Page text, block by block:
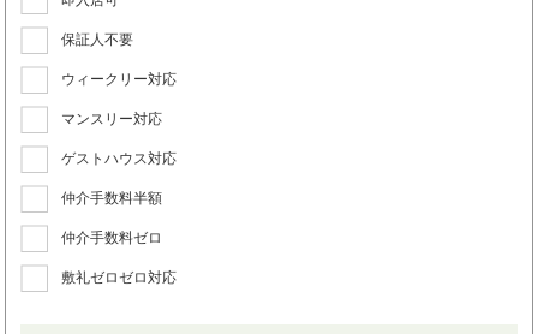
保証人不要
ウィークリー対応
マンスリー対応
ゲストハウス対応
仲介手数料半額
仲介手数料ゼロ
敷礼ゼロゼロ対応